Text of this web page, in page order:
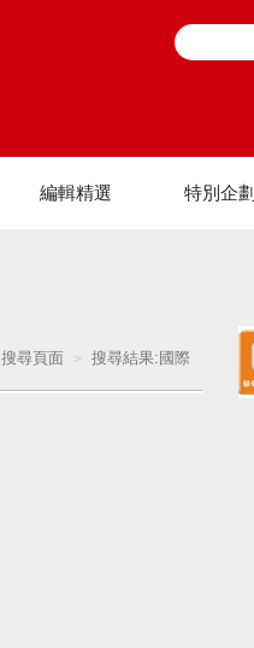
編輯精選 特別企劃
搜尋頁面 搜尋結果:國際